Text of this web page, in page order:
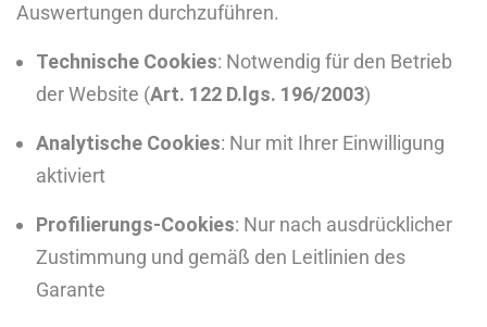
Auswertungen durchzuführen.
Technische Cookies: Notwendig für den Betrieb
der Website (Art. 122 D.lgs. 196/2003)
Analytische Cookies: Nur mit Ihrer Einwilligung
aktiviert
Profilierungs-Cookies: Nur nach ausdrücklicher
Zustimmung und gemäß den Leitlinien des
Garante